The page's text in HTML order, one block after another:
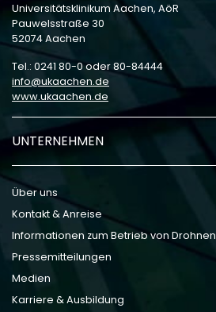
Universitätsklinikum Aachen, AöR
Pauwelsstraße 30
52074 Aachen
Tel.: 0241 80-0 oder 80-84444
info
ukaachen de
www.ukaachen.de
UNTERNEHMEN
Über uns
Kontakt & Anreise
Informationen zum Betrieb von Drohnen
Pressemitteilungen
Medien
Karriere & Ausbildung